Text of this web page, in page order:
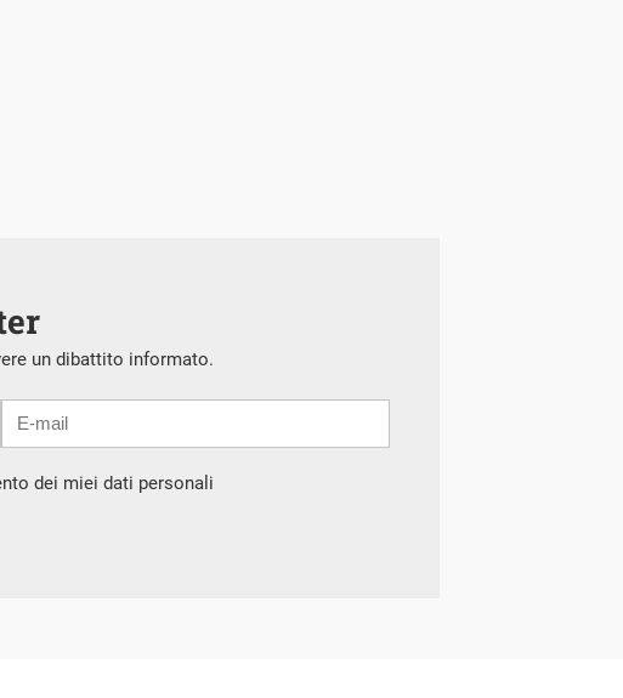
un dibattito informato.
dei miei dati personali